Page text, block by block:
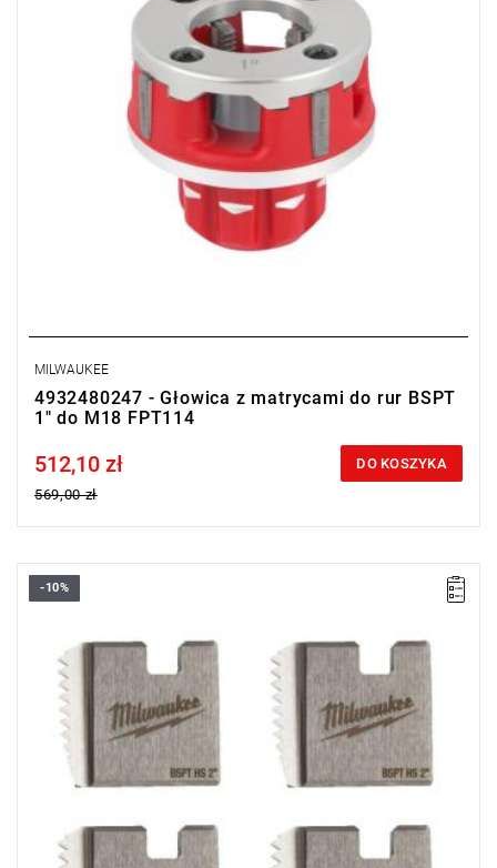
MILWAUKEE
4932480247 - Głowica z matrycami do rur BSPT
1" do M18 FPT114
Price tax included
512,10 zł
569,00 zł
DO KOSZYKA
Noże zapasowe do gwintownicy charakteryzują się wysoką
-10%